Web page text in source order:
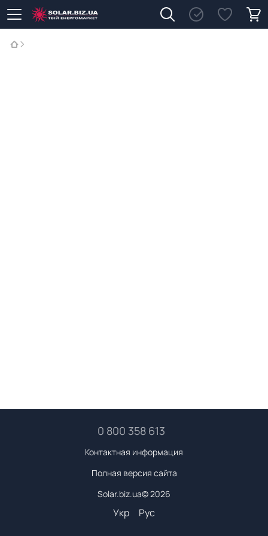
0 800 358 613
Контактная информация
Полная версия сайта
Solar.biz.ua© 2026
Укр Рус